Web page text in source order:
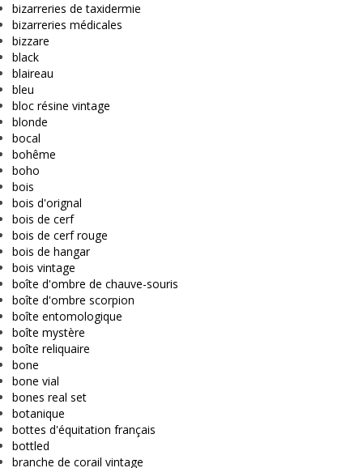
bizarreries de taxidermie
bizarreries médicales
bizzare
black
blaireau
bleu
bloc résine vintage
blonde
bocal
bohême
boho
bois
bois d'orignal
bois de cerf
bois de cerf rouge
bois de hangar
bois vintage
boîte d'ombre de chauve-souris
boîte d'ombre scorpion
boîte entomologique
boîte mystère
boîte reliquaire
bone
bone vial
bones real set
botanique
bottes d'équitation français
bottled
branche de corail vintage